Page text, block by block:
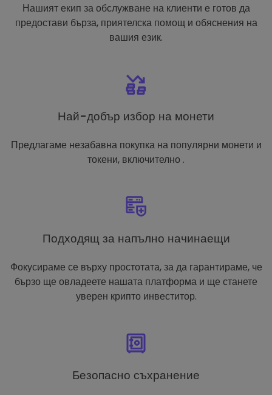
Нашият екип за обслужване на клиенти е готов да
предостави бърза, приятелска помощ и обяснения на
вашия език.
Най-добър избор на монети
Предлагаме незабавна покупка на популярни монети и
токени, включително .
Подходящ за напълно начинаещи
Фокусираме се върху простотата, за да гарантираме, че
бързо ще овладеете нашата платформа и ще станете
уверен крипто инвеститор.
Безопасно съхранение